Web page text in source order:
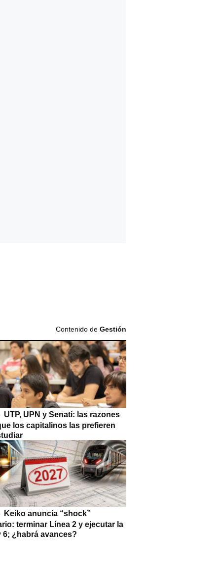
Contenido de Gestión
UTP, UPN y Senati: las razones
los capitalinos las prefieren
Keiko anuncia “shock”
terminar Línea 2 y ejecutar la
6; ¿habrá avances?